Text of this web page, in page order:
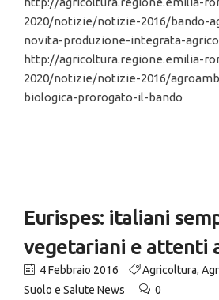
2020/notizie/notizie-2016/bando-
novita-produzione-integrata-
http://agricoltura.regione.emilia-
2020/notizie/notizie-2016/
biologica-prorogato-il-bando
Eurispes: italiani
vegetariani e attenti
4 Febbraio 2016 Agricoltura,
Suolo e Salute News
0